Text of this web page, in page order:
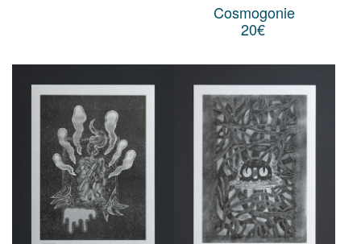
Cosmogonie
20€